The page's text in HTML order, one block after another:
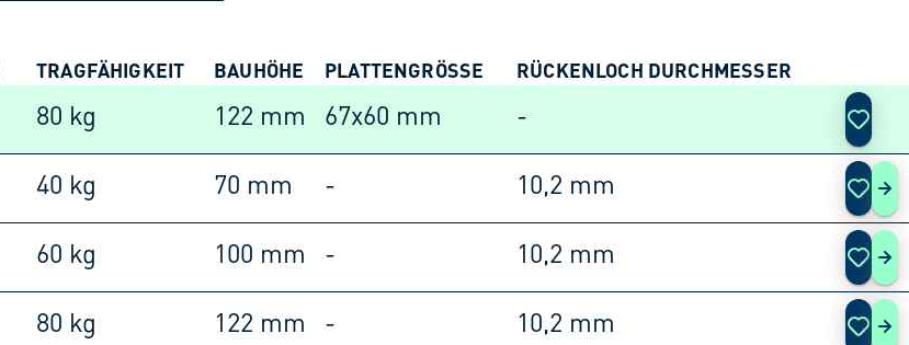
TRAGFÄHIGKEIT BAUHÖHE PLATTENGRÖSSE RÜCKENLOCH DURCHMESSER
80 kg 122 mm 67x60 mm -
40 kg 70 mm - 10,2 mm
60 kg 100 mm - 10,2 mm
80 kg 122 mm - 10,2 mm